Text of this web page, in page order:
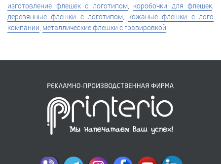
изготовление флешек с логотипом
коробочки для флешек
деревянные флешки с логотипом
кожаные флешки с лого
компании металлические флешки с гравировкой